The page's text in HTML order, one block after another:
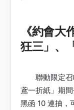
《約會
狂三」、
聯動限定召
鳶一折紙」期
黑函 10 連抽，